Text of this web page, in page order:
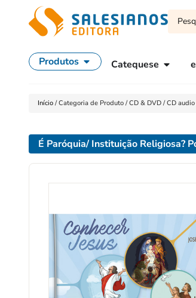
Produtos Catequese
Início /Categoria de Produto /CD & DVD /CD audio
É Paróquia/ Instituição Religiosa?